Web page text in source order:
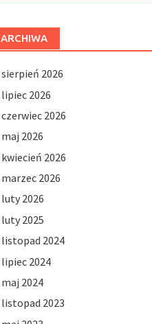
ARCHIWA
sierpień 2026
lipiec 2026
czerwiec 2026
maj 2026
kwiecień 2026
marzec 2026
luty 2026
luty 2025
listopad 2024
lipiec 2024
maj 2024
listopad 2023